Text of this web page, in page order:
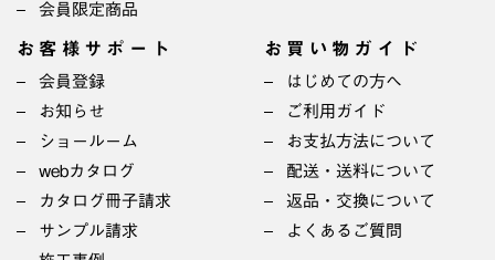
会員限定商品
お客様サポート
会員登録
お知らせ
ショールーム
webカタログ
カタログ冊子請求
サンプル請求
お買い物ガイド
はじめての方へ
ご利用ガイド
お支払方法について
配送・送料について
返品・交換について
よくあるご質問